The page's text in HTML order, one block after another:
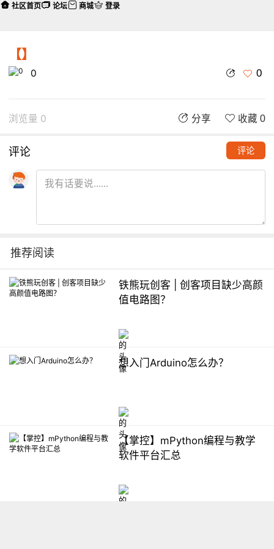
【】
0 0
浏览量 0 分享 收藏 0
评论 评论
推荐阅读
铁熊玩创客 | 创客项目缺少高颜
值电路图？
想入门Arduino怎么办？
【掌控】mPython编程与教学
软件平台汇总
社区首页 论坛 商城 登录